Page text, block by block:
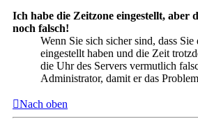
Ich habe die Zeitzone eingestellt, aber
noch falsch!
Wenn Sie sich sicher sind, dass
eingestellt haben und die Zeit
die Uhr des Servers vermutlich
Administrator, damit er das
Nach oben